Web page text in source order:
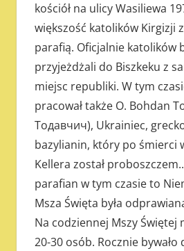
kościół na ulicy Wasiliewa
większość katolików Kirgizji
parafią. Oficjalnie katolików
przyjeżdżali do Biszkeku z
miejsc republiki. W tym
pracował także O. Bohdan
Тодавчич), Ukrainiec,
bazylianin, który po śmierci
Kellera został
parafian w tym czasie to
Msza Święta była
Na codziennej Mszy Świętej
20-30 osób. Rocznie bywało